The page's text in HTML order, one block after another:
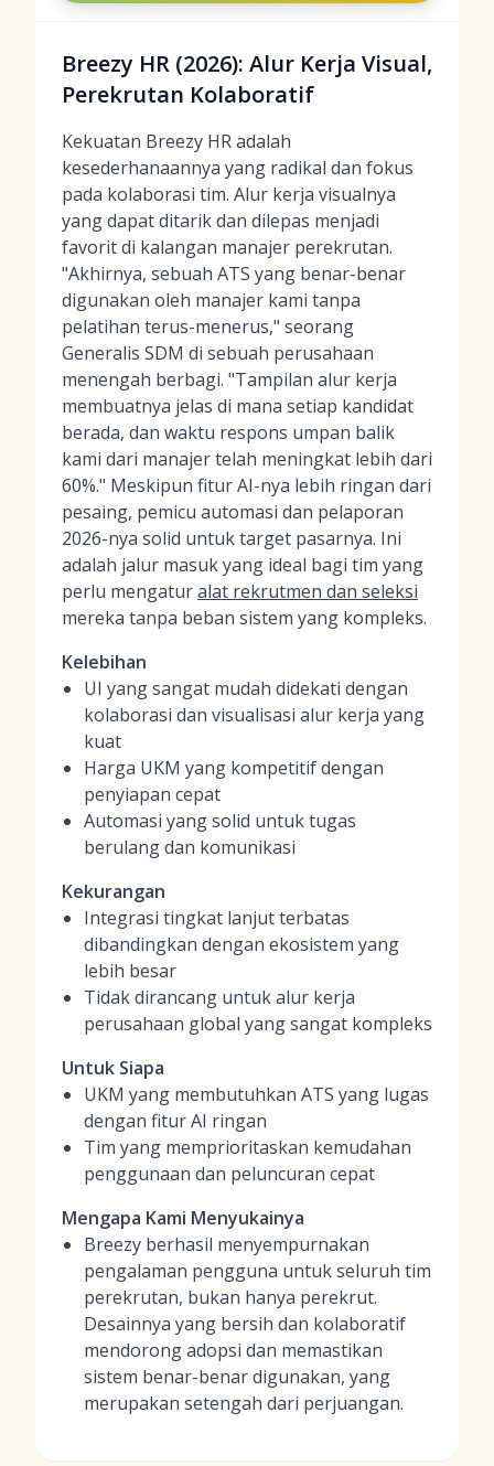
Breezy HR (2026): Alur Kerja Visual,
Perekrutan Kolaboratif
Kekuatan Breezy HR adalah
kesederhanaannya yang radikal dan fokus
pada kolaborasi tim. Alur kerja visualnya
yang dapat ditarik dan dilepas menjadi
favorit di kalangan manajer perekrutan.
"Akhirnya, sebuah ATS yang benar-benar
digunakan oleh manajer kami tanpa
pelatihan terus-menerus," seorang
Generalis SDM di sebuah perusahaan
menengah berbagi. "Tampilan alur kerja
membuatnya jelas di mana setiap kandidat
berada, dan waktu respons umpan balik
kami dari manajer telah meningkat lebih dari
60%." Meskipun fitur AI-nya lebih ringan dari
pesaing, pemicu automasi dan pelaporan
2026-nya solid untuk target pasarnya. Ini
adalah jalur masuk yang ideal bagi tim yang
perlu mengaturalat rekrutmen dan seleksi
mereka tanpa beban sistem yang kompleks.
Kelebihan
UI yang sangat mudah didekati dengan
kolaborasi dan visualisasi alur kerja yang
kuat
Harga UKM yang kompetitif dengan
penyiapan cepat
Automasi yang solid untuk tugas
berulang dan komunikasi
Kekurangan
Integrasi tingkat lanjut terbatas
dibandingkan dengan ekosistem yang
lebih besar
Tidak dirancang untuk alur kerja
perusahaan global yang sangat kompleks
Untuk Siapa
UKM yang membutuhkan ATS yang lugas
dengan fitur AI ringan
Tim yang memprioritaskan kemudahan
penggunaan dan peluncuran cepat
Mengapa Kami Menyukainya
Breezy berhasil menyempurnakan
pengalaman pengguna untuk seluruh tim
perekrutan, bukan hanya perekrut.
Desainnya yang bersih dan kolaboratif
mendorong adopsi dan memastikan
sistem benar-benar digunakan, yang
merupakan setengah dari perjuangan.